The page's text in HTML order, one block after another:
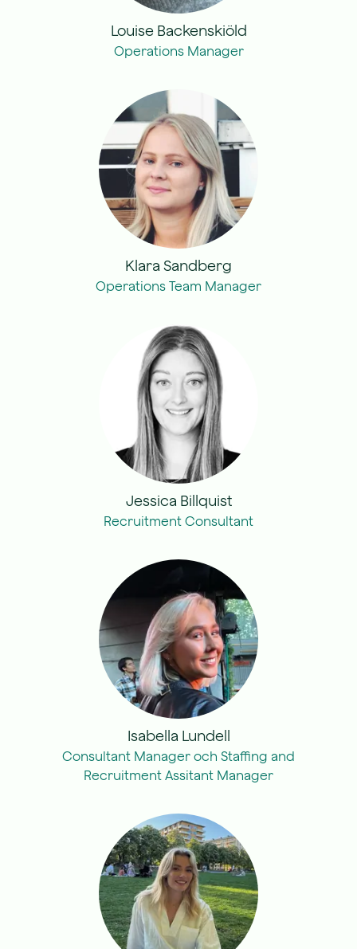
Louise Backenskiöld
Operations Manager
Klara Sandberg
Operations Team Manager
Jessica Billquist
Recruitment Consultant
Isabella Lundell
Consultant Manager och Staffing and
Recruitment Assitant Manager